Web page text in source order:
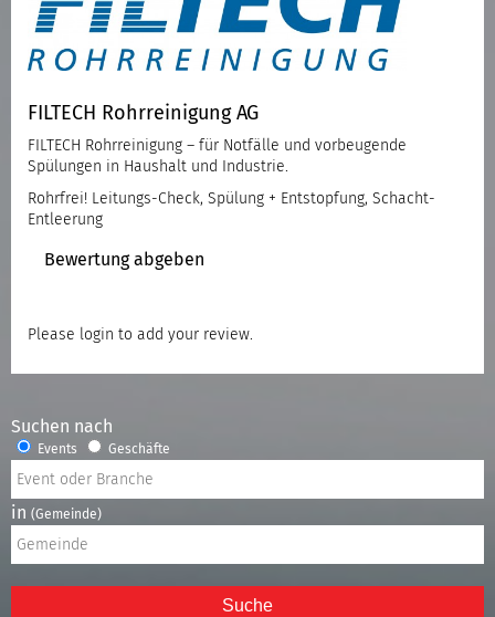
FILTECH Rohrreinigung AG
FILTECH Rohrreinigung – für Notfälle und vorbeugende
Spülungen in Haushalt und Industrie.
Rohrfrei! Leitungs-Check, Spülung + Entstopfung, Schacht-
Entleerung
Bewertung abgeben
Please login to add your review.
Suchen nach
Events Geschäfte
in (Gemeinde)
Suche